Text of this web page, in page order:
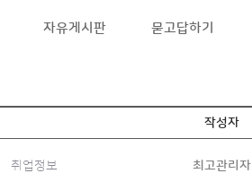
자유게시판 묻고답하기
작성자
취업정보 최고관리자